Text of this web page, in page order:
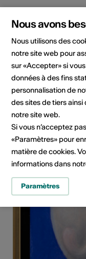
Portrait du
déclencher.
Nous avons
Nous utilisons des
notre site web pour
sur «Accepter» si
données à des fins
personnalisation de
des sites de tiers
notre site web.
Si vous n’acceptez
«Paramètres» pour
matière de cookies.
informations dans
Paramètres